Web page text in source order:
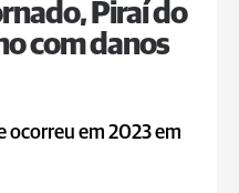
Piraí do
com danos
ocorreu em 2023 em